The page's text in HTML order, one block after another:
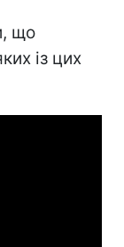
що
із цих